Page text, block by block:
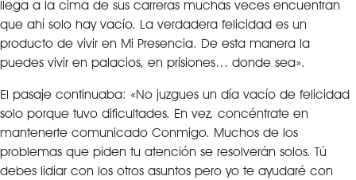
llega a la cima de sus carreras muchas veces encuentran
que ahí solo hay vacío. La verdadera felicidad es un
producto de vivir en Mi Presencia. De esta manera la
puedes vivir en palacios, en prisiones… donde sea».
El pasaje continuaba: «No juzgues un día vacío de felicidad
solo porque tuvo dificultades. En vez, concéntrate en
mantenerte comunicado Conmigo. Muchos de los
problemas que piden tu atención se resolverán solos. Tú
debes lidiar con los otros asuntos pero yo te ayudaré con